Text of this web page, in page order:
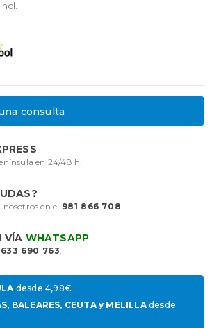
consulta
en 24/48 h.
en el 981 866 708.
VÍA WHATSAPP
633 690 763.
desde 4,98€
BALEARES, CEUTA y MELILLAdesde